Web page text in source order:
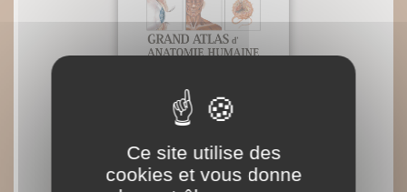
Ce site utilise des
cookies et vous donne